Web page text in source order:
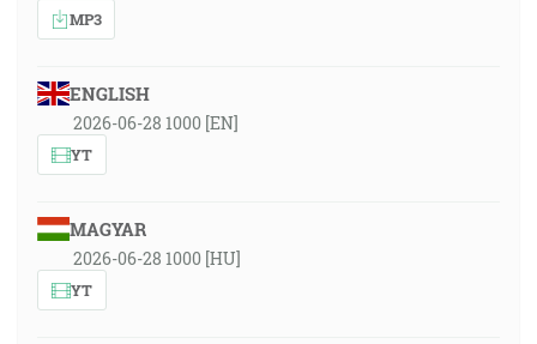
MP3
ENGLISH
2026-06-28 1000 [EN]
YT
MAGYAR
2026-06-28 1000 [HU]
YT